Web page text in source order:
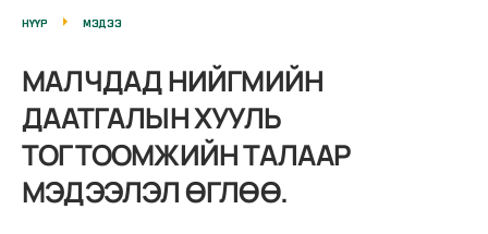
НҮҮР МЭДЭЭ
МАЛЧДАД НИЙГМИЙН
ДААТГАЛЫН ХУУЛЬ
ТОГТООМЖИЙН ТАЛААР
МЭДЭЭЛЭЛ ӨГЛӨӨ.